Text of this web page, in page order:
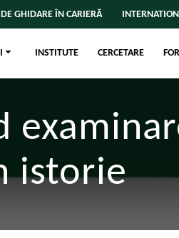
GHIDARE ÎN CARIERĂ
INSTITUTE CERCETARE
istorie